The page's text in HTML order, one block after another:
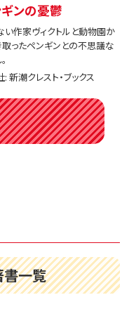
ンの憂鬱
い作家ヴィクトルと動物園か
取ったペンギンとの不思議な
新潮クレスト・ブックス
書一覧